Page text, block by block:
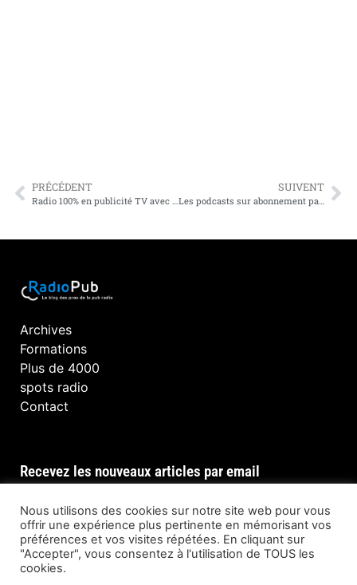
PRÉCÉDENT SUIVENT
Les podcasts sur abonnement payant, un nouveau marché prometteur !
Archives
Formations
Plus de 4000
spots radio
Contact
Recevez les nouveaux articles par email
INSCRIPTION
Nous utilisons des cookies sur notre site web pour vous
offrir une expérience plus pertinente en mémorisant vos
préférences et vos visites répétées. En cliquant sur
"Accepter", vous consentez à l'utilisation de TOUS les
cookies.